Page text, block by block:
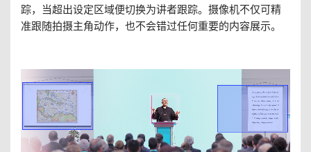
踪，当超出设定区域便切换为讲者跟踪。摄像机不仅可精
准跟随拍摄主角动作，也不会错过任何重要的内容展示。